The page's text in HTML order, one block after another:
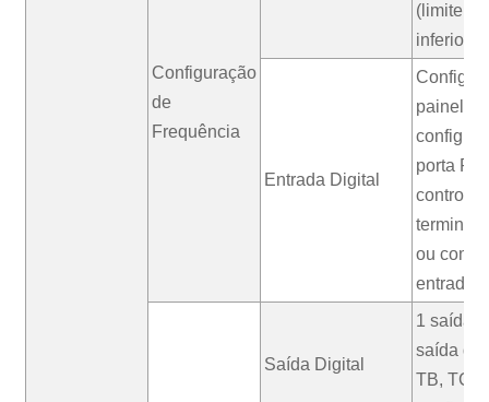
Configuração
de
Frequência
(limite
inferior
Entrada Digital
painel
porta
controle
ou
entrada
Saída Digital
1 saída
saída de
TB, TC),